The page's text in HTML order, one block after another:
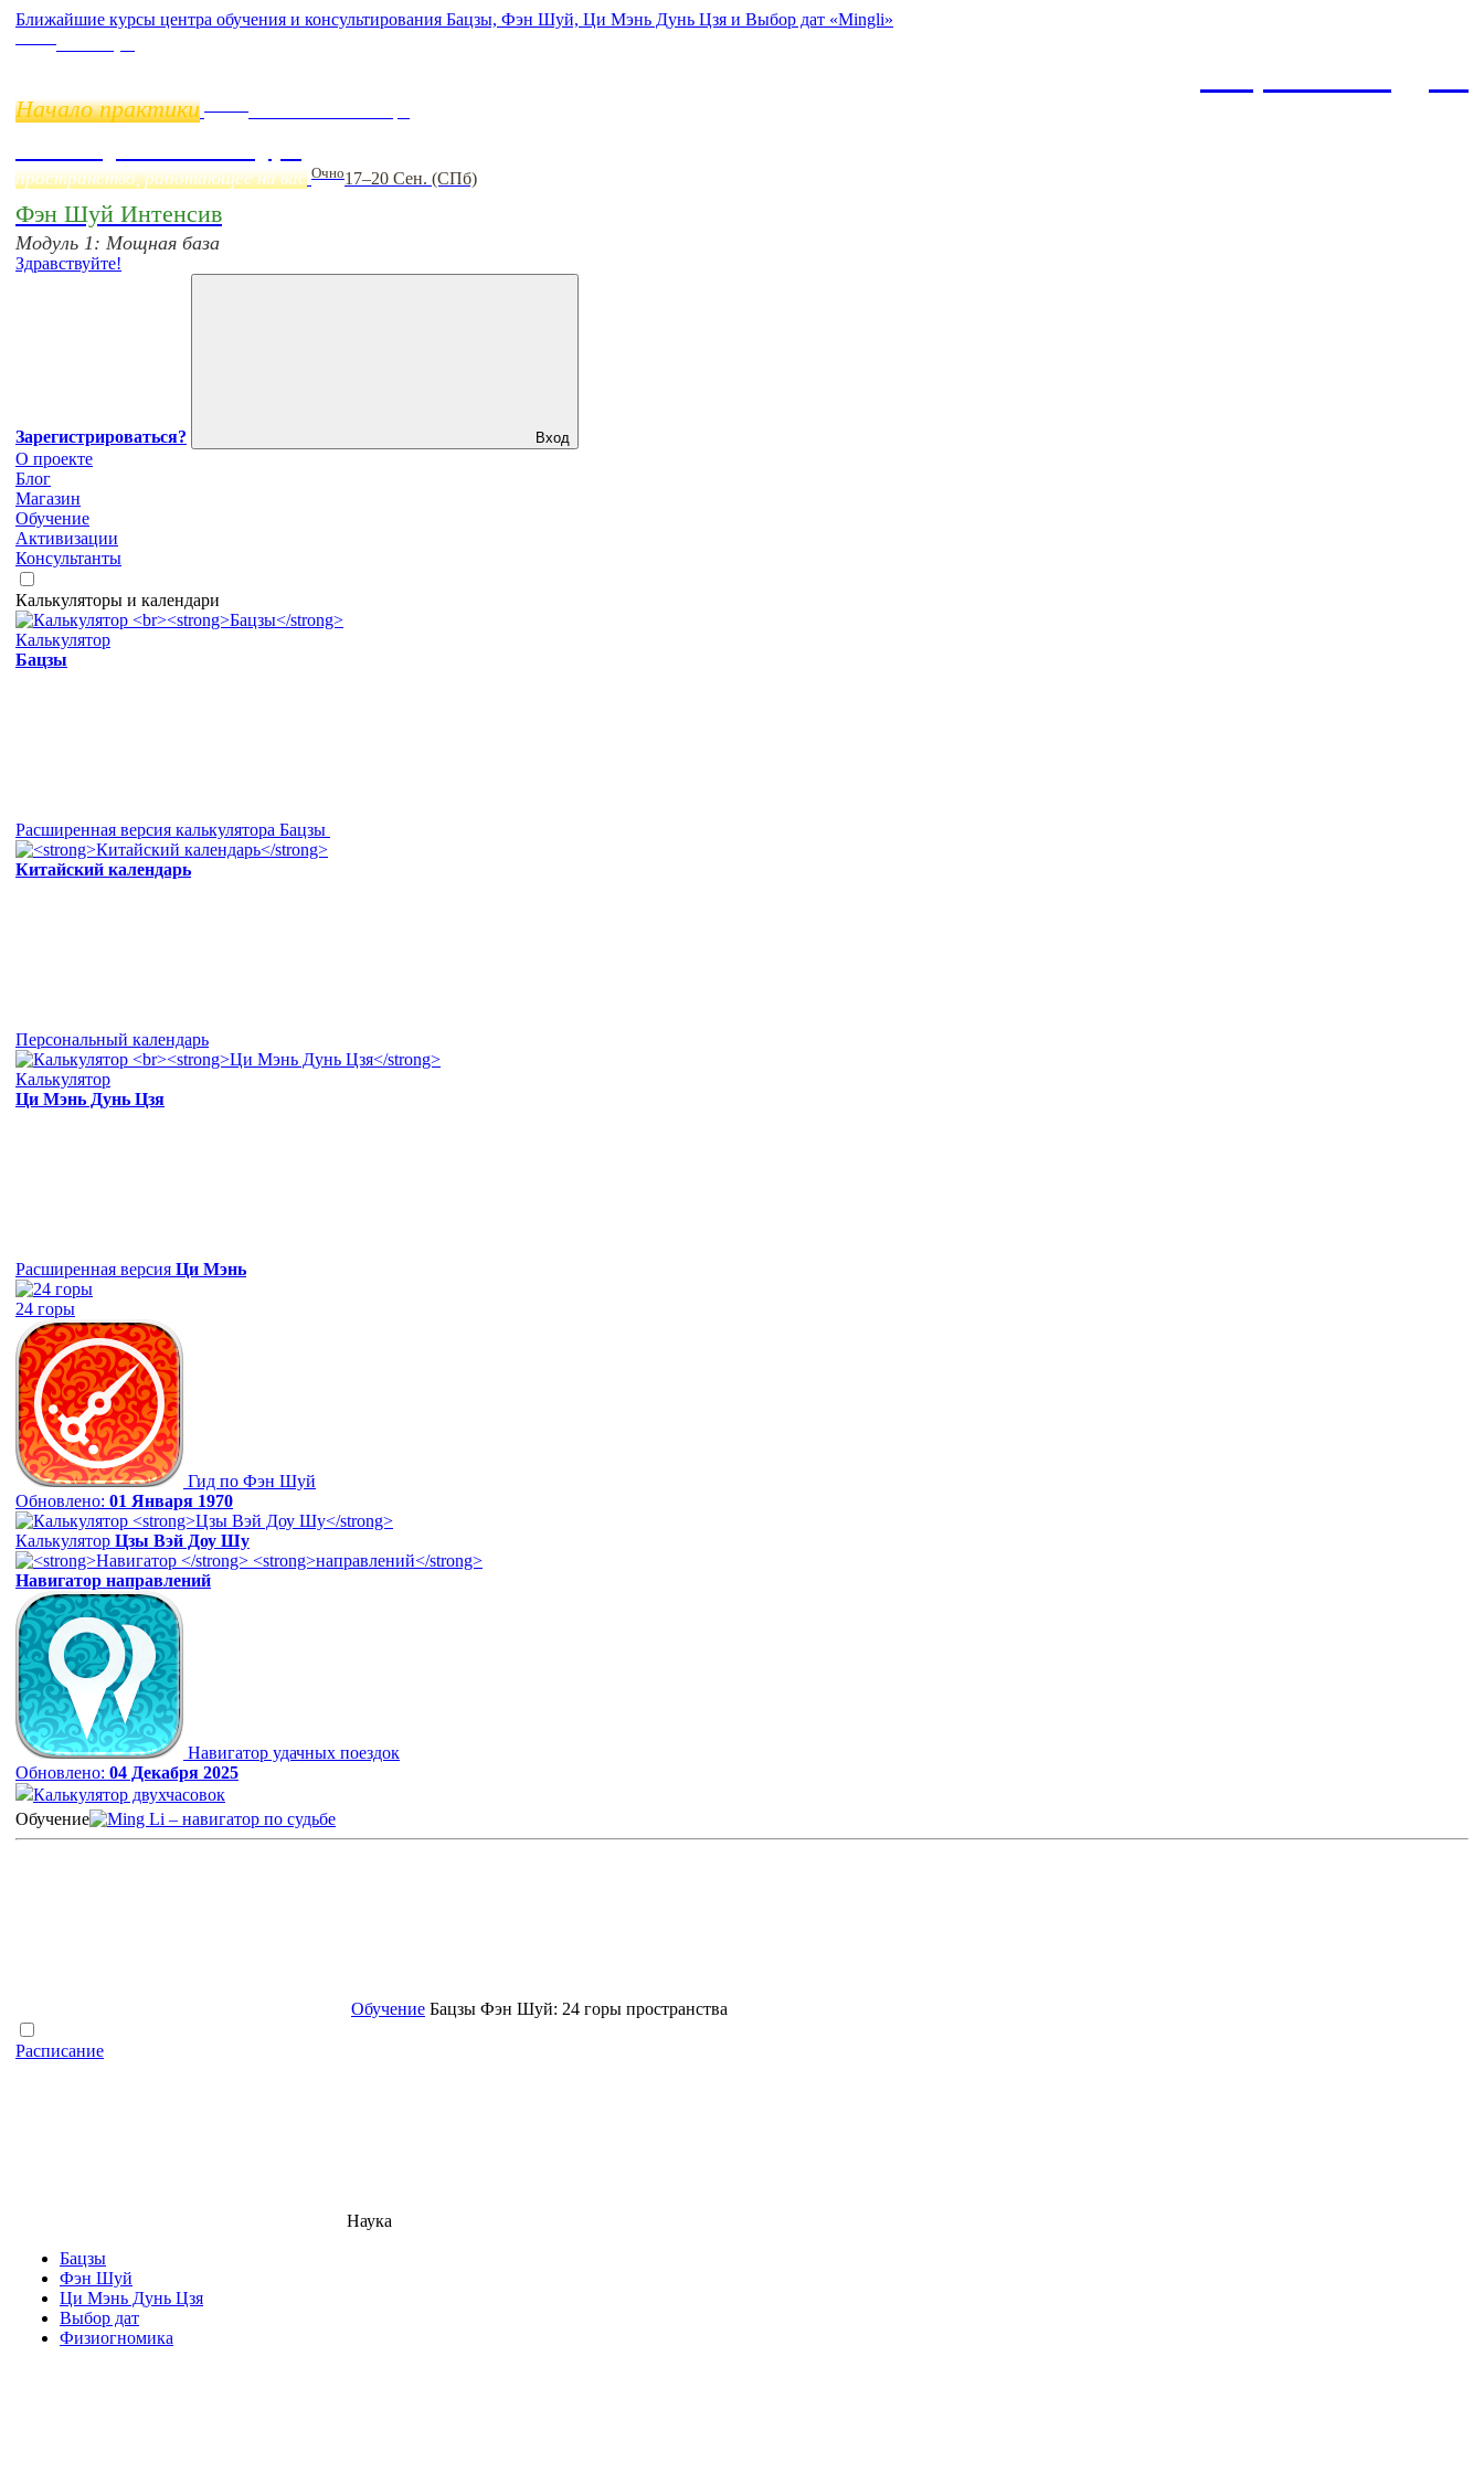
Ближайшие курсы центра обучения и консультирования Бацзы, Фэн Шуй, Ци Мэнь Дунь Цзя и Выбор дат «Mingli»
Начало практики
пространство, работающее на вас Очно17–20 Сен. (СПб)
Фэн Шуй Интенсив
Модуль 1: Мощная база
Здравствуйте!
Зарегистрироваться? Вход
О проекте
Блог
Магазин
Обучение
Активизации
Консультанты
Калькуляторы и календари
Калькулятор
Бацзы
Расширенная версия калькулятора Бацзы
Китайский календарь
Персональный календарь
Калькулятор
Ци Мэнь Дунь Цзя
Расширенная версия Ци Мэнь
24 горы
Гид по Фэн Шуй
Обновлено: 01 Января 1970
Калькулятор Цзы Вэй Доу Шу
Навигатор направлений
Навигатор удачных поездок
Обновлено: 04 Декабря 2025
Калькулятор двухчасовок
Обучение
Обучение Бацзы Фэн Шуй: 24 горы пространства
Расписание
Наука
Бацзы
Фэн Шуй
Ци Мэнь Дунь Цзя
Выбор дат
Физиогномика